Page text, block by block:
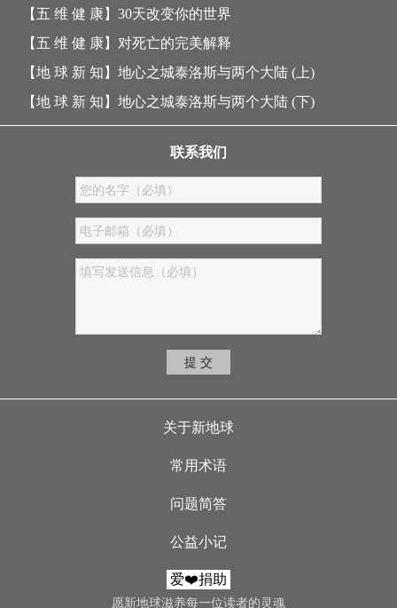
【五 维 健 康】 30天改变你的世界
【五 维 健 康】 对死亡的完美解释
【地 球 新 知】 地心之城泰洛斯与两个大陆 (上)
【地 球 新 知】 地心之城泰洛斯与两个大陆 (下)
联系我们
提 交
关于新地球
常用术语
问题简答
公益小记
爱❤️捐助
愿新地球滋养每一位读者的灵魂